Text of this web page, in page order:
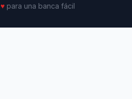
♥para una banca fácil